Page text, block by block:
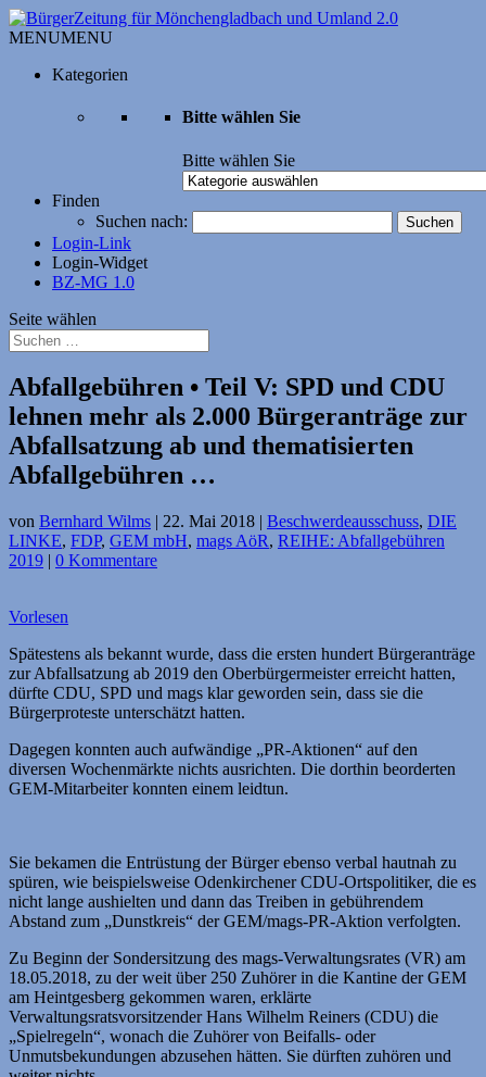
MENUMENU
Kategorien
Bitte wählen Sie
Bitte wählen Sie
Finden
Suchen nach:
Login-Link
Login-Widget
BZ-MG 1.0
Seite wählen
Abfallgebühren • Teil V: SPD und CDU
lehnen mehr als 2.000 Bürgeranträge zur
Abfallsatzung ab und thematisierten
Abfallgebühren …
von Bernhard Wilms | 22. Mai 2018 | Beschwerdeausschuss, DIE
LINKE, FDP, GEM mbH, mags AöR, REIHE: Abfallgebühren
2019 | 0 Kommentare
Vorlesen
Spätestens als bekannt wurde, dass die ersten hundert Bürgeranträge
zur Abfallsatzung ab 2019 den Oberbürgermeister erreicht hatten,
dürfte CDU, SPD und mags klar geworden sein, dass sie die
Bürgerproteste unterschätzt hatten.
Dagegen konnten auch aufwändige „PR-Aktionen“ auf den
diversen Wochenmärkte nichts ausrichten. Die dorthin beorderten
GEM-Mitarbeiter konnten einem leidtun.
Sie bekamen die Entrüstung der Bürger ebenso verbal hautnah zu
spüren, wie beispielsweise Odenkirchener CDU-Ortspolitiker, die es
nicht lange aushielten und dann das Treiben in gebührendem
Abstand zum „Dunstkreis“ der GEM/mags-PR-Aktion verfolgten.
Zu Beginn der Sondersitzung des mags-Verwaltungsrates (VR) am
18.05.2018, zu der weit über 250 Zuhörer in die Kantine der GEM
am Heintgesberg gekommen waren, erklärte
Verwaltungsratsvorsitzender Hans Wilhelm Reiners (CDU) die
„Spielregeln“, wonach die Zuhörer von Beifalls- oder
Unmutsbekundungen abzusehen hätten. Sie dürften zuhören und